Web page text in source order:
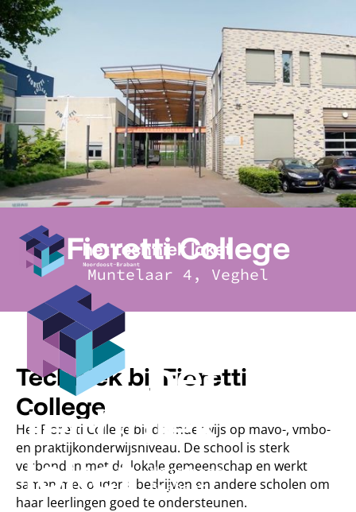
Fioretti College
Muntelaar 4, Veghel
Techniek bij Fioretti
College
Het Fioretti College biedt onderwijs op mavo-, vmbo-
en praktijkonderwijsniveau. De school is sterk
verbonden met de lokale gemeenschap en werkt
samen met ouders, bedrijven en andere scholen om
haar leerlingen goed te ondersteunen.